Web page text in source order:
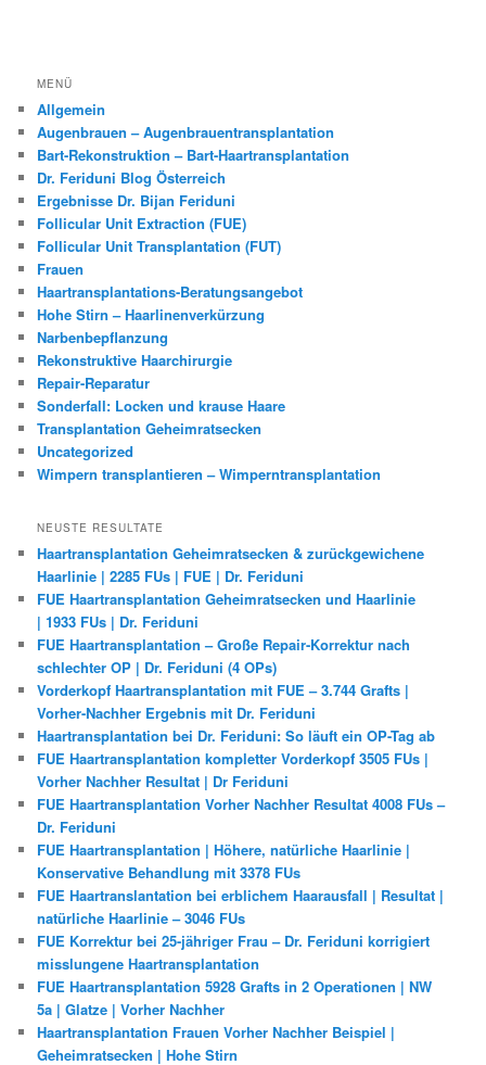
MENÜ
Allgemein
Augenbrauen – Augenbrauentransplantation
Bart-Rekonstruktion – Bart-Haartransplantation
Dr. Feriduni Blog Österreich
Ergebnisse Dr. Bijan Feriduni
Follicular Unit Extraction (FUE)
Follicular Unit Transplantation (FUT)
Frauen
Haartransplantations-Beratungsangebot
Hohe Stirn – Haarlinenverkürzung
Narbenbepflanzung
Rekonstruktive Haarchirurgie
Repair-Reparatur
Sonderfall: Locken und krause Haare
Transplantation Geheimratsecken
Uncategorized
Wimpern transplantieren – Wimperntransplantation
NEUSTE RESULTATE
Haartransplantation Geheimratsecken & zurückgewichene
Haarlinie | 2285 FUs | FUE | Dr. Feriduni
FUE Haartransplantation Geheimratsecken und Haarlinie
| 1933 FUs | Dr. Feriduni
FUE Haartransplantation – Große Repair-Korrektur nach
schlechter OP | Dr. Feriduni (4 OPs)
Vorderkopf Haartransplantation mit FUE – 3.744 Grafts |
Vorher-Nachher Ergebnis mit Dr. Feriduni
Haartransplantation bei Dr. Feriduni: So läuft ein OP-Tag ab
FUE Haartransplantation kompletter Vorderkopf 3505 FUs |
Vorher Nachher Resultat | Dr Feriduni
FUE Haartransplantation Vorher Nachher Resultat 4008 FUs –
Dr. Feriduni
FUE Haartransplantation | Höhere, natürliche Haarlinie |
Konservative Behandlung mit 3378 FUs
FUE Haartranslantation bei erblichem Haarausfall | Resultat |
natürliche Haarlinie – 3046 FUs
FUE Korrektur bei 25-jähriger Frau – Dr. Feriduni korrigiert
misslungene Haartransplantation
FUE Haartransplantation 5928 Grafts in 2 Operationen | NW
5a | Glatze | Vorher Nachher
Haartransplantation Frauen Vorher Nachher Beispiel |
Geheimratsecken | Hohe Stirn